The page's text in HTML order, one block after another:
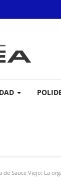
de Sauce Viejo: La